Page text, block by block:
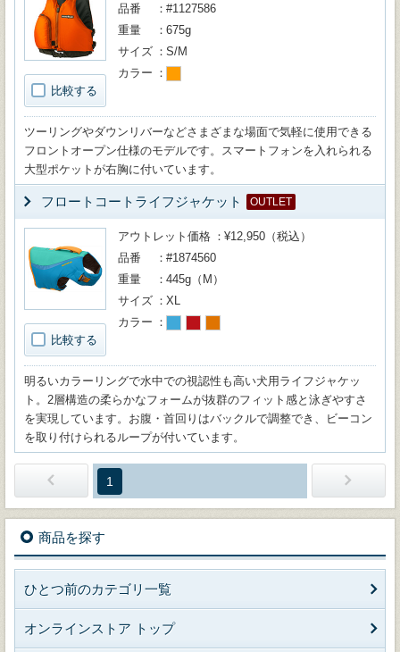
比較する
品番
#1127586
重量
675g
サイズ
S/M
カラー
ツーリングやダウンリバーなどさまざまな場面で気軽に使用できる
フロントオープン仕様のモデルです。スマートフォンを入れられる
大型ポケットが右胸に付いています。
フロートコートライフジャケット OUTLET
比較する
アウトレット価格
¥12,950（税込）
品番
#1874560
重量
445g（M）
サイズ
XL
カラー
明るいカラーリングで水中での視認性も高い犬用ライフジャケッ
ト。2層構造の柔らかなフォームが抜群のフィット感と泳ぎやすさ
を実現しています。お腹・首回りはバックルで調整でき、ビーコン
を取り付けられるループが付いています。
1
商品を探す
ひとつ前のカテゴリ一覧
オンラインストア トップ